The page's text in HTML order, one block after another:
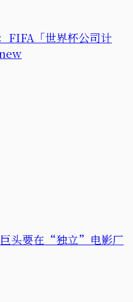
FIFA「世界杯公司计
头要在“独立”电影厂